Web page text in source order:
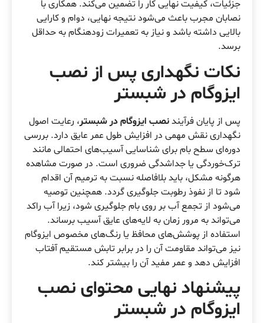
جزئیات، کیفیت نهایی کار را تضمین می‌کند. همکاری با
نصابان مجرب باعث می‌شود نتیجه نهایی، دوام و کارایی
بالایی داشته باشد و نیاز به تعمیرات زودهنگام به حداقل
برسد.
نکات نگهداری پس از نصب
ایزوگام در شبستر
پس از پایان فرآیندنصب ایزوگام در شبستر، رعایت اصول
نگهداری نقش مهمی در افزایش طول عمر عایق دارد. بررسی
دوره‌ای سطح بام برای شناسایی آسیب‌های احتمالی مانند
ترک‌خوردگی یا جداشدگی ضروری است. در صورت مشاهده
هرگونه مشکل، باید بلافاصله نسبت به ترمیم آن اقدام
شود تا از نفوذ رطوبت جلوگیری گردد. همچنین توصیه
می‌شود از تجمع آب بر روی بام جلوگیری شود، زیرا آب راکد
می‌تواند به مرور زمان به لایه‌های عایق آسیب برساند.
استفاده از پوشش‌های محافظ یا رنگ‌های مخصوص ایزوگام
نیز می‌تواند مقاومت آن را در برابر تابش مستقیم آفتاب
افزایش دهد و عمر مفید آن را بیشتر کند.
پیشنهاد نهایی محتوای نصب
ایزوگام در شبستر